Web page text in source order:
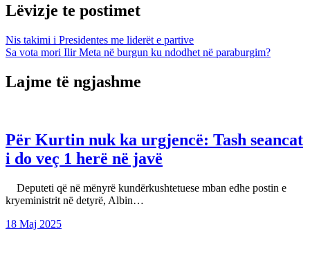
Lëvizje te postimet
Nis takimi i Presidentes me liderët e partive
Sa vota mori Ilir Meta në burgun ku ndodhet në paraburgim?
Lajme të ngjashme
Për Kurtin nuk ka urgjencë: Tash seancat
i do veç 1 herë në javë
Deputeti që në mënyrë kundërkushtetuese mban edhe postin e
kryeministrit në detyrë, Albin…
18 Maj 2025